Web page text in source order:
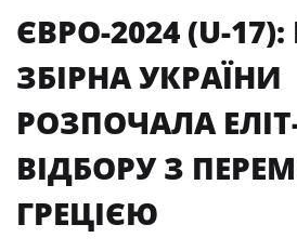
ЄВРО-2024 (U-
ЗБІРНА УКРАЇНИ
РОЗПОЧАЛА
ВІДБОРУ З
ГРЕЦІЄЮ